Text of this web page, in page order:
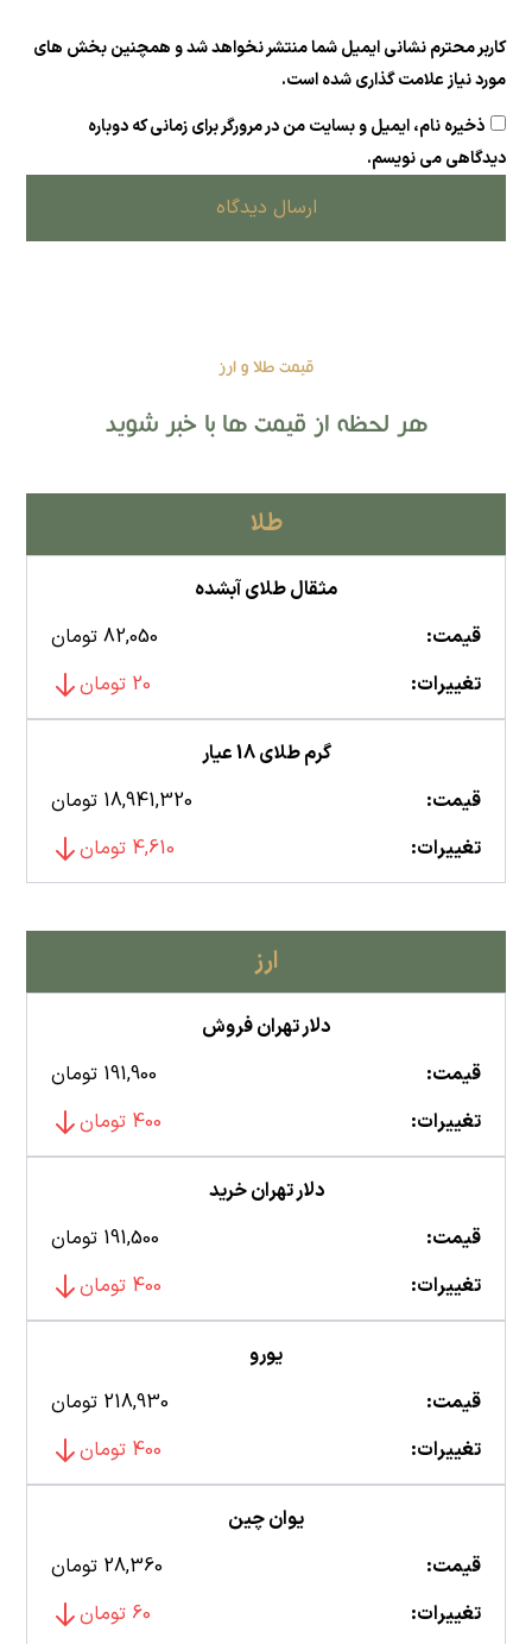
کاربر محترم نشانی ایمیل شما منتشر نخواهد شد و همچنین بخش های
مورد نیاز علامت گذاری شده است.
ذخیره نام، ایمیل و بسایت من در مرورگر برای زمانی که دوباره
دیدگاهی می نویسم.
ارسال دیدگاه
قیمت طلا و ارز
هر لحظه از قیمت ها با خبر شوید
طلا
مثقال طلای آبشده
قیمت:
82,050 تومان
تغییرات:
20 تومان
گرم طلای 18 عیار
قیمت:
18,941,320 تومان
تغییرات:
4,610 تومان
ارز
دلار تهران فروش
قیمت:
191,900 تومان
تغییرات:
400 تومان
دلار تهران خرید
قیمت:
191,500 تومان
تغییرات:
400 تومان
یورو
قیمت:
218,930 تومان
تغییرات:
400 تومان
یوان چین
قیمت:
28,360 تومان
تغییرات:
60 تومان